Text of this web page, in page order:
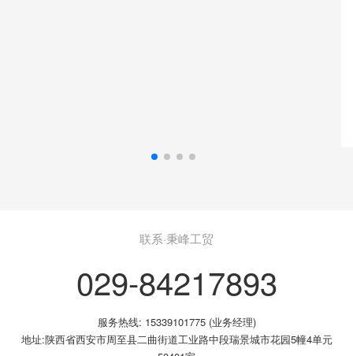
联系·秉峰工贸
029-84217893
服务热线: 15339101775 (业务经理)
地址:陕西省西安市周至县二曲街道工业路中段瑞景城市花园5幢4单元